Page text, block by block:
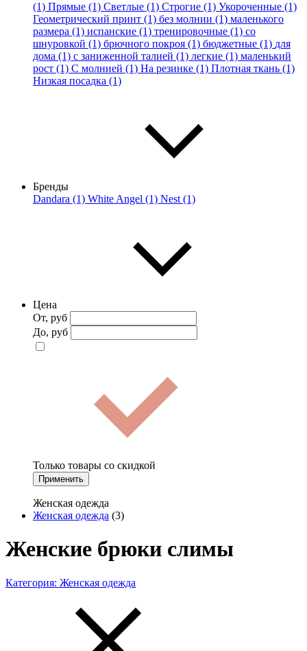
(1) Прямые (1) Светлые (1) Строгие (1) Укороченные (1)
Геометрический принт (1) без молнии (1) маленького
размера (1) испанские (1) тренировочные (1) со
шнуровкой (1) брючного покроя (1) бюджетные (1) для
дома (1) с заниженной талией (1) легкие (1) маленький
рост (1) С молнией (1) На резинке (1) Плотная ткань (1)
Низкая посадка (1)
Бренды
Dandara (1) White Angel (1) Nest (1)
Цена
От, руб
До, руб
Только товары со скидкой
Применить
Женская одежда
Женская одежда (3)
Женские брюки слимы
Категория: Женская одежда